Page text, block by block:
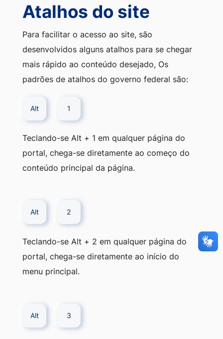
Atalhos do site
Para facilitar o acesso ao site, são
desenvolvidos alguns atalhos para se chegar
mais rápido ao conteúdo desejado, Os
padrões de atalhos do governo federal são:
Alt 1
Teclando-se Alt + 1 em qualquer página do
portal, chega-se diretamente ao começo do
conteúdo principal da página.
Alt 2
Teclando-se Alt + 2 em qualquer página do
portal, chega-se diretamente ao início do
menu principal.
Alt 3